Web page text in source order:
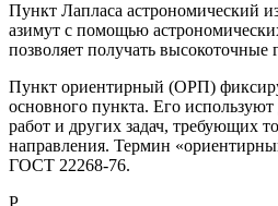
Пункт Лапласа астрономический
азимут с помощью
позволяет получать высокоточные
Пункт ориентирный (ОРП)
основного пункта. Его
работ и других задач, требующих
направления. Термин
ГОСТ 22268-76.